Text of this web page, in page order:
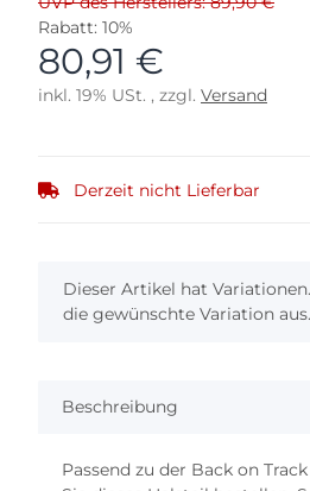
Rabatt: 10%
80,91 €
inkl. 19% USt. , zzgl. Versand
Derzeit nicht Lieferbar
x
Dieser Artikel hat
die gewünschte Variation aus.
Beschreibung
Passend zu der Back on